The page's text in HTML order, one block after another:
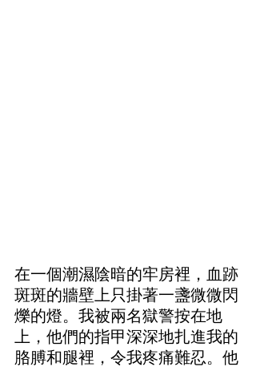
在一個潮濕陰暗的牢房裡，血跡
斑斑的牆壁上只掛著一盞微微閃
爍的燈。我被兩名獄警按在地
上，他們的指甲深深地扎進我的
胳膊和腿裡，令我疼痛難忍。他